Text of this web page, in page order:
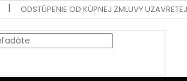
ODSTÚPENIE OD KÚPNEJ ZMLUVY UZAVRETEJ